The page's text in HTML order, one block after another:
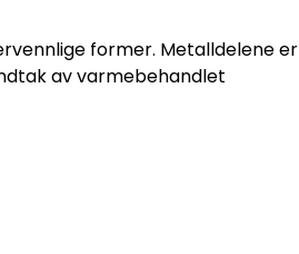
former. Metalldelene er
av varmebehandlet